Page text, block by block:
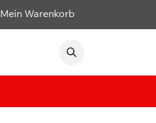
Mein Warenkorb